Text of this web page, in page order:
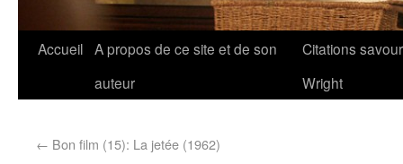
Accueil A propos de ce site et de son
auteur
Citations
Wright
← Bon film (15): La jetée (1962)